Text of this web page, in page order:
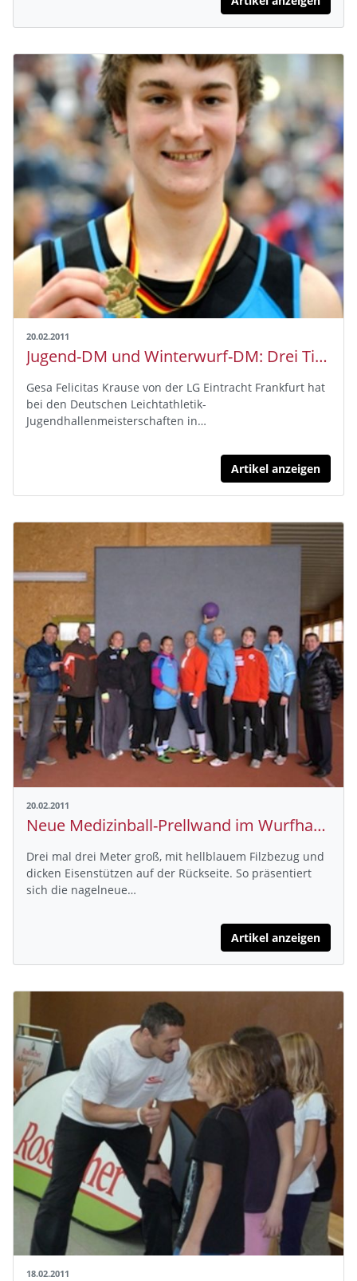
20.02.2011
Jugend-DM und Winterwurf-DM: Drei Titel für den HLV
Gesa Felicitas Krause von der LG Eintracht Frankfurt hat
bei den Deutschen Leichtathletik-
Jugendhallenmeisterschaften in…
Artikel anzeigen
20.02.2011
Neue Medizinball-Prellwand im Wurfhaus eingeweiht
Drei mal drei Meter groß, mit hellblauem Filzbezug und
dicken Eisenstützen auf der Rückseite. So präsentiert
sich die nagelneue…
Artikel anzeigen
18.02.2011